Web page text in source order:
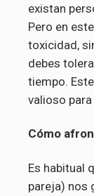
existan
Pero en
toxicidad,
debes
tiempo.
valioso para
Cómo
Es habitual
pareja) nos